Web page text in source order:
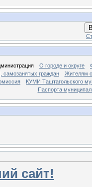
О городе и округе
граждан
Жителям
КУМИ Таштагольского
Паспорта
сайт!